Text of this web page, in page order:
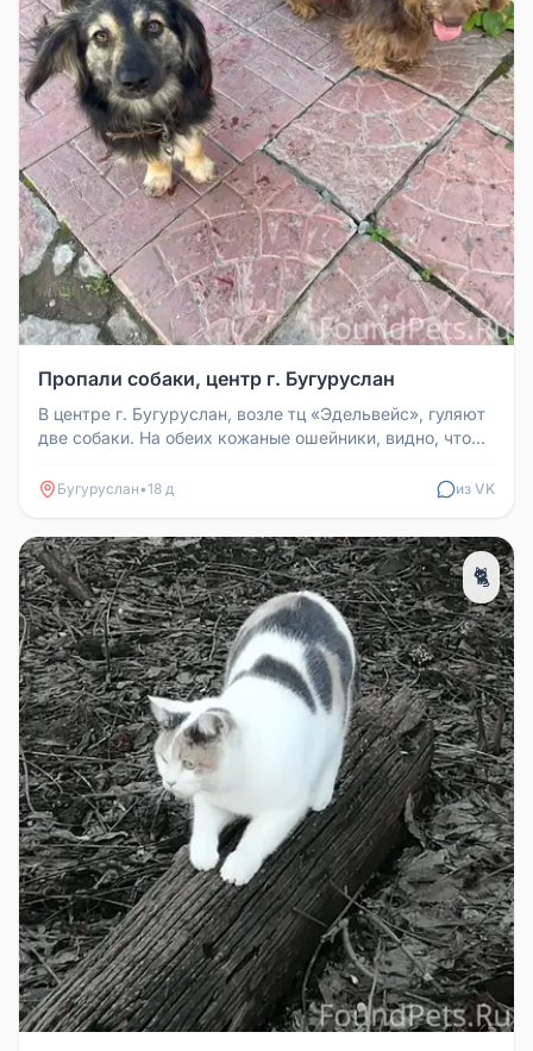
Пропали собаки, центр г. Бугуруслан
В центре г. Бугуруслан, возле тц «Эдельвейс», гуляют
две собаки. На обеих кожаные ошейники, видно, что
Бугуруслан•18 д из VK
🐈